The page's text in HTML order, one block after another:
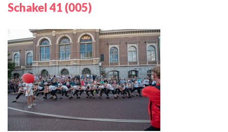
Schakel 41 (005)